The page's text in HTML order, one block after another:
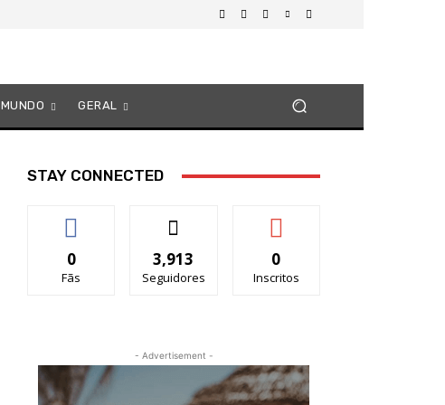
MUNDO GERAL
STAY CONNECTED
0
Fãs
3,913
Seguidores
0
Inscritos
- Advertisement -